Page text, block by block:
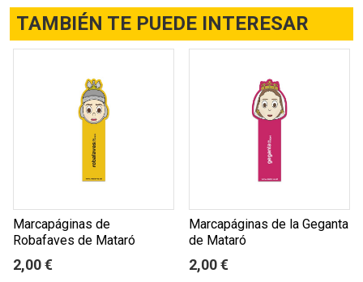
TAMBIÉN TE PUEDE INTERESAR
Marcapáginas de
Robafaves de Mataró
2,00 €
Marcapáginas de la Geganta
de Mataró
2,00 €